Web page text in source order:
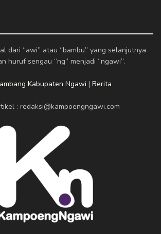
dari “awi” atau “bambu” yang selanjutnya
huruf sengau “ng” menjadi “ngawi”.
Kabupaten Ngawi | Berita
: redaksi@kampoengngawi.com